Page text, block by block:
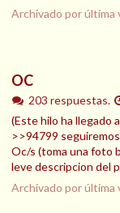
Archivado por última
OC
203 respuestas.
(Este hilo ha llegado
>>94799
Oc/s (toma una foto
leve descripcion del
Archivado por última